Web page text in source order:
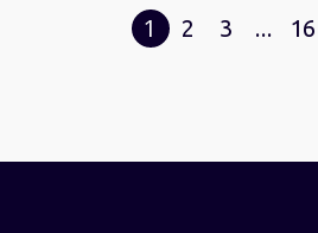
1 2 3 … 16